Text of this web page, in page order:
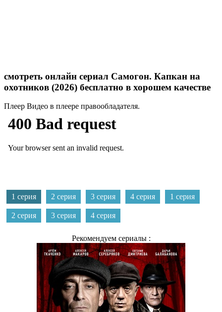
смотреть онлайн сериал Самогон. Капкан на
охотников (2026) бесплатно в хорошем качестве
Плеер Видео в плеере правообладателя.
1 серия 2 серия 3 серия 4 серия 1 серия
2 серия 3 серия 4 серия
Рекомендуем сериалы :